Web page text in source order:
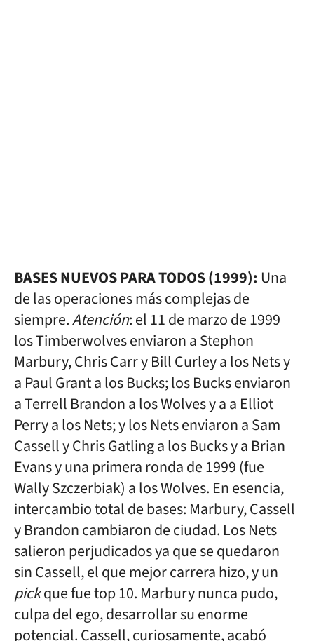
BASES NUEVOS PARA TODOS (1999): Una
de las operaciones más complejas de
siempre.Atención: el 11 de marzo de 1999
los Timberwolves enviaron a Stephon
Marbury, Chris Carr y Bill Curley a los Nets y
a Paul Grant a los Bucks; los Bucks enviaron
a Terrell Brandon a los Wolves y a a Elliot
Perry a los Nets; y los Nets enviaron a Sam
Cassell y Chris Gatling a los Bucks y a Brian
Evans y una primera ronda de 1999 (fue
Wally Szczerbiak) a los Wolves. En esencia,
intercambio total de bases: Marbury, Cassell
y Brandon cambiaron de ciudad. Los Nets
salieron perjudicados ya que se quedaron
sin Cassell, el que mejor carrera hizo, y un
pickque fue top 10. Marbury nunca pudo,
culpa del ego, desarrollar su enorme
potencial. Cassell, curiosamente, acabó